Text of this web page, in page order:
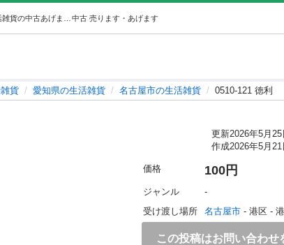
中古 売ります・あげます
貨 愛知県の生活雑貨 名古屋市の生活雑貨 0510-121 徳利
更新2026年5月
作成2026年5月
価格 100円
ジャンル
-
受け渡し場所
名古屋市 - 港区 -
この投稿はお問い合わせ